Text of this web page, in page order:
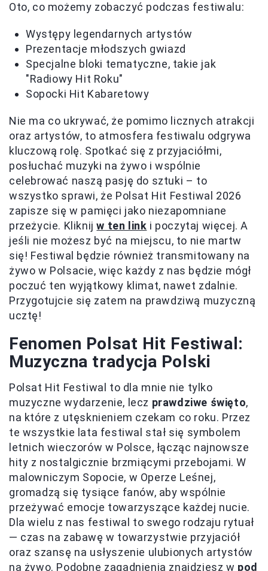
Oto, co możemy zobaczyć podczas festiwalu:
Występy legendarnych artystów
Prezentacje młodszych gwiazd
Specjalne bloki tematyczne, takie jak
"Radiowy Hit Roku"
Sopocki Hit Kabaretowy
Nie ma co ukrywać, że pomimo licznych atrakcji
oraz artystów, to atmosfera festiwalu odgrywa
kluczową rolę. Spotkać się z przyjaciółmi,
posłuchać muzyki na żywo i wspólnie
celebrować naszą pasję do sztuki – to
wszystko sprawi, że Polsat Hit Festiwal 2026
zapisze się w pamięci jako niezapomniane
przeżycie. Kliknijw ten link i poczytaj więcej. A
jeśli nie możesz być na miejscu, to nie martw
się! Festiwal będzie również transmitowany na
żywo w Polsacie, więc każdy z nas będzie mógł
poczuć ten wyjątkowy klimat, nawet zdalnie.
Przygotujcie się zatem na prawdziwą muzyczną
ucztę!
Fenomen Polsat Hit Festiwal:
Muzyczna tradycja Polski
Polsat Hit Festiwal to dla mnie nie tylko
muzyczne wydarzenie, lecz prawdziwe święto,
na które z utęsknieniem czekam co roku. Przez
te wszystkie lata festiwal stał się symbolem
letnich wieczorów w Polsce, łącząc najnowsze
hity z nostalgicznie brzmiącymi przebojami. W
malowniczym Sopocie, w Operze Leśnej,
gromadzą się tysiące fanów, aby wspólnie
przeżywać emocje towarzyszące każdej nucie.
Dla wielu z nas festiwal to swego rodzaju rytuał
— czas na zabawę w towarzystwie przyjaciół
oraz szansę na usłyszenie ulubionych artystów
na żywo. Podobne zagadnienia znajdziesz w pod